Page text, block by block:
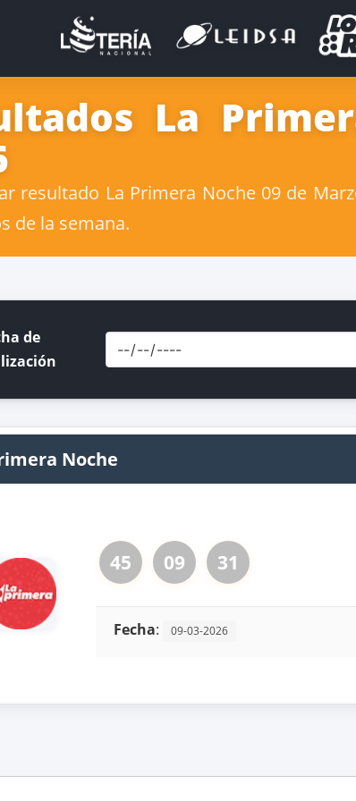
La
resultado La Primera Noche 09 de
de la semana.
de
Noche
45 09 31
Fecha: 09-03-2026